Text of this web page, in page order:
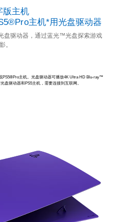
版主机
主机*用光盘驱动器
盘驱动器，通过蓝光™光盘探索游戏
。
PS5®Pro主机。光盘驱动器可播放4K Ultra HD Blu-ray™
驱动器和PS5主机，需要连接到互联网。